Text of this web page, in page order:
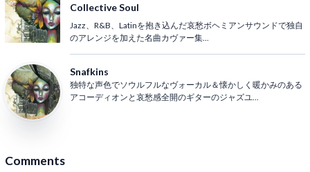
Collective Soul
Jazz、R&B、Latinを抱き込んだ哀愁ボヘミアンサウンドで独自
のアレンジを加えた名曲カヴァー集
Snafkins
独特な声色でソウルフルなヴォーカル＆懐かしく暖かみのある
アコーディオンと哀愁感全開のギターのジャズユ
Comments